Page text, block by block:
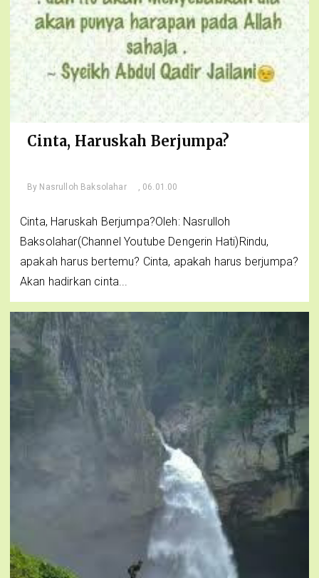
Cinta, Haruskah Berjumpa?
By Nasrulloh Baksolahar , 06.01.00
Cinta, Haruskah Berjumpa?Oleh: Nasrulloh
Baksolahar(Channel Youtube Dengerin Hati)Rindu,
apakah harus bertemu? Cinta, apakah harus berjumpa?
Akan hadirkan cinta...